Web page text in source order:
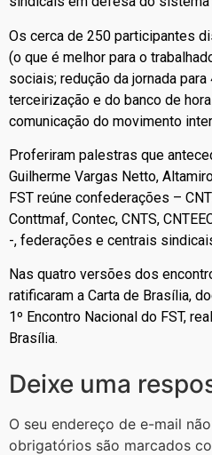
Os cerca de 250 participantes
(o que é melhor para o
sociais; redução da jornada
terceirização e do banco de
comunicação do movimento
Proferiram palestras que
Guilherme Vargas Netto,
FST reúne confederações –
Conttmaf, Contec, CNTS,
-, federações e centrais sindicais
Nas quatro versões dos
ratificaram a Carta de Brasília,
1º Encontro Nacional do FST,
Brasília.
Deixe uma
O seu endereço de e-mail
obrigatórios são marcados